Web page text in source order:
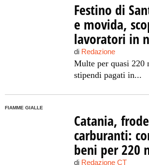
Festino di
e movida,
lavoratori in
di Redazione
Multe per quasi 220
stipendi pagati in...
FIAMME GIALLE
Catania,
carburanti:
beni per 220
di Redazione CT